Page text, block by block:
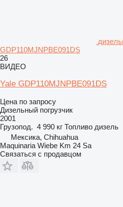
GDP110MJNPBE091DS
26
ВИДЕО
Yale GDP110MJNPBE091DS
Цена по запросу
Дизельный погрузчик
2001
Грузопод. 4 990 кг Топливо дизель
Мексика, Chihuahua
Maquinaria Wiebe Km 24 Sa
Связаться с продавцом